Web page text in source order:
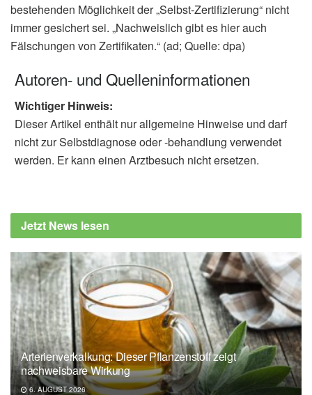
bestehenden Möglichkeit der „Selbst-Zertifizierung“ nicht
immer gesichert sei. „Nachweislich gibt es hier auch
Fälschungen von Zertifikaten.“ (ad; Quelle: dpa)
Autoren- und Quelleninformationen
Wichtiger Hinweis:
Dieser Artikel enthält nur allgemeine Hinweise und darf
nicht zur Selbstdiagnose oder -behandlung verwendet
werden. Er kann einen Arztbesuch nicht ersetzen.
Jetzt News lesen
Arterienverkalkung: Dieser Pflanzenstoff zeigt
nachweisbare Wirkung
6. AUGUST 2026